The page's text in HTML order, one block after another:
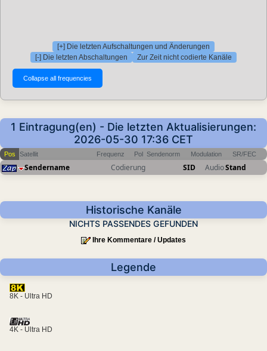
[+] Die letzten Aufschaltungen und Änderungen
[-] Die letzten Abschaltungen
Zur Zeit nicht codierte Kanäle
1 Eintragung(en) - Die letzten Aktualisierungen:
2026-05-30 17:36 CET
Pos Satellit Frequenz Pol Sendenorm Modulation SR/FEC
Sendername Codierung SID AudioStand
Historische Kanäle
NICHTS PASSENDES GEFUNDEN
Ihre Kommentare / Updates
Legende
8K - Ultra HD
4K - Ultra HD